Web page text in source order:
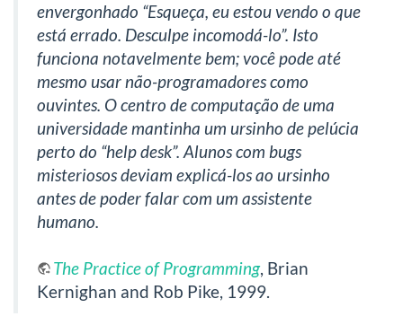
envergonhado “Esqueça, eu estou vendo o que
está errado. Desculpe incomodá-lo”. Isto
funciona notavelmente bem; você pode até
mesmo usar não-programadores como
ouvintes. O centro de computação de uma
universidade mantinha um ursinho de pelúcia
perto do “help desk”. Alunos com bugs
misteriosos deviam explicá-los ao ursinho
antes de poder falar com um assistente
humano.
The Practice of Programming, Brian
Kernighan and Rob Pike, 1999.